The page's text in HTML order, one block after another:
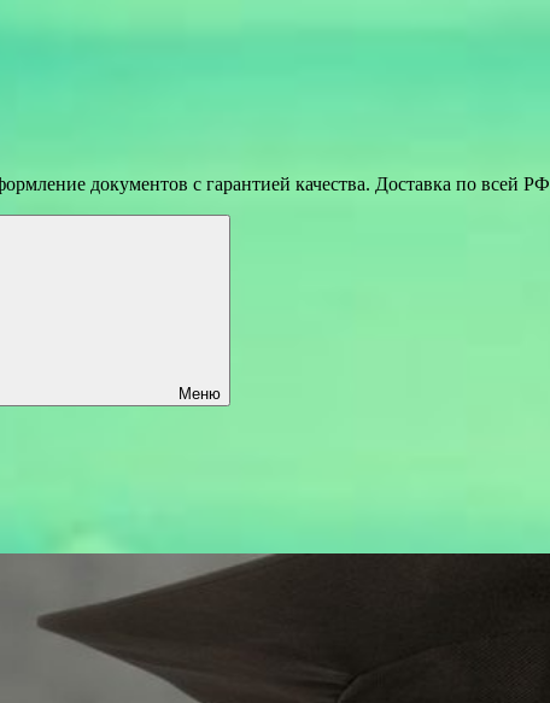
документов с гарантией качества. Доставка по всей РФ
Меню